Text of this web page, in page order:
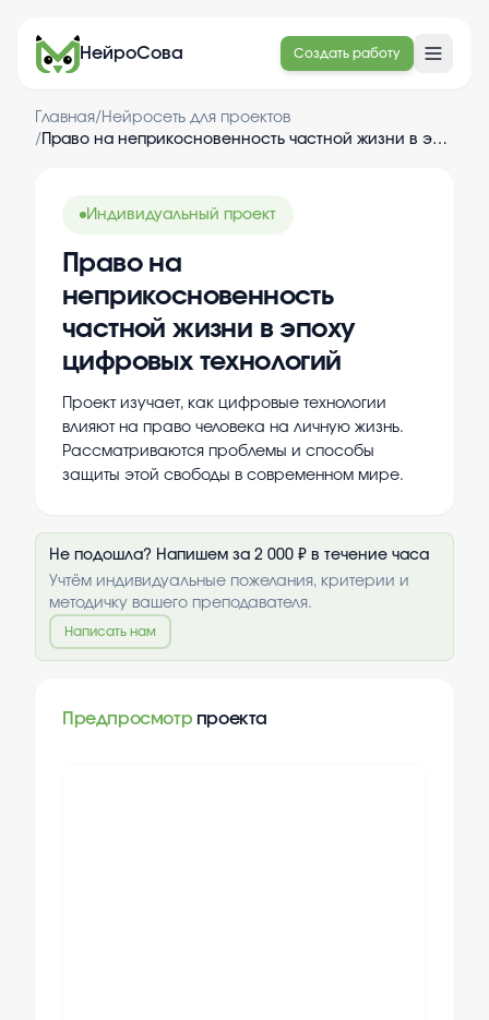
НейроСова Создать работу
Главная/ Нейросеть для проектов
/
Право на неприкосновенность частной жизни в эпоху цифровых технологий
Индивидуальный проект
Право на
неприкосновенность
частной жизни в эпоху
цифровых технологий
Проект изучает, как цифровые технологии
влияют на право человека на личную жизнь.
Рассматриваются проблемы и способы
защиты этой свободы в современном мире.
Не подошла? Напишем за 2 000 ₽ в течение часа
Учтём индивидуальные пожелания, критерии и
методичку вашего преподавателя.
Написать нам
Предпросмотр проекта